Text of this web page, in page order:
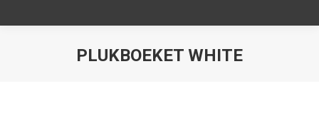
PLUKBOEKET WHITE